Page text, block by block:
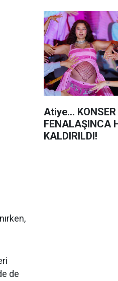
de
Atiye...
FENALAŞINCA
KALDIRILDI!